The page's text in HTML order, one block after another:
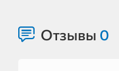
Отзывы 0